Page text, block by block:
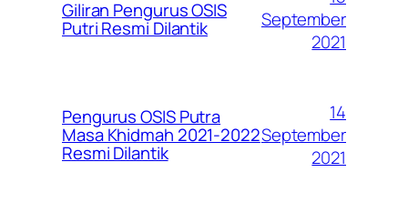
Giliran Pengurus OSIS
Putri Resmi Dilantik
September
2021
Pengurus OSIS Putra
Masa Khidmah 2021-2022
Resmi Dilantik
14
September
2021